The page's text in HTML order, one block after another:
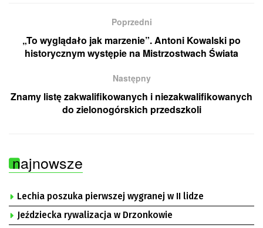
Poprzedni
„To wyglądało jak marzenie”. Antoni Kowalski po
historycznym występie na Mistrzostwach Świata
Następny
Znamy listę zakwalifikowanych i niezakwalifikowanych
do zielonogórskich przedszkoli
najnowsze
Lechia poszuka pierwszej wygranej w II lidze
Jeździecka rywalizacja w Drzonkowie